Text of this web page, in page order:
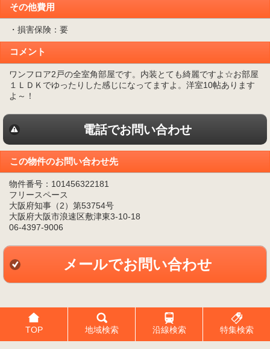
その他費用
・損害保険：要
コメント
ワンフロア2戸の全室角部屋です。内装とても綺麗ですよ☆お部屋
１ＬＤＫでゆったりした感じになってますよ。洋室10帖あります
よ～！
電話でお問い合わせ
この物件のお問い合わせ先
物件番号：101456322181
フリースペース
大阪府知事（2）第53754号
大阪府大阪市浪速区敷津東3-10-18
06-4397-9006
メールでお問い合わせ
TOP 地域検索 沿線検索 特集検索